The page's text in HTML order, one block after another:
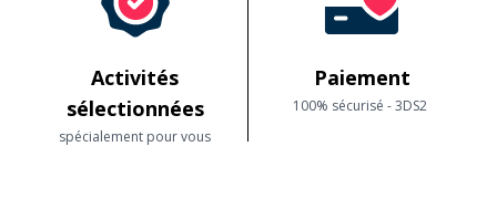
Activités
sélectionnées
spécialement pour vous
Paiement
100% sécurisé - 3DS2